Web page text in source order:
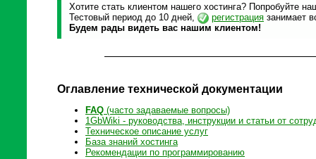
Хотите стать клиентом нашего хостинга? Попробуйте
Тестовый период до 10 дней,
регистрация занимает
Будем рады видеть вас нашим клиентом!
Оглавление технической документации
FAQ (часто задаваемые вопросы)
1GbWiki - руководства, инструкции и статьи от
Техническое описание услуг
База знаний хостинга
Рекомендации по программированию